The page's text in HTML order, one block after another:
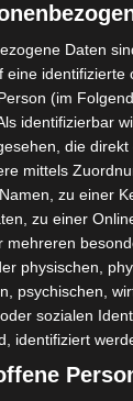
13-16 Uhr,
Donnerstag
1
10-12
10-12
Daten
eine identifizierte
(im
identifizierbar
die
mittels
zu einer
zu einer
mehreren
physischen,
psychischen,
sozialen
identifiziert